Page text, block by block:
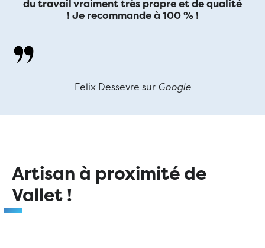
du travail vraiment très propre et de qualité
! Je recommande à 100 % !
Felix Dessevre sur Google
Artisan à proximité de
Vallet !